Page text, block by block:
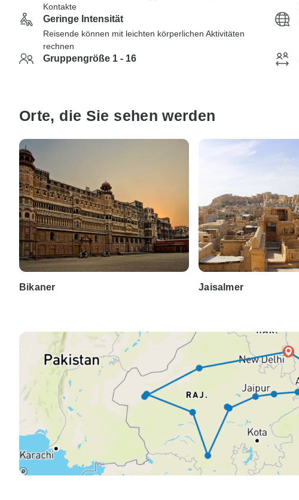
Kontakte
Geringe Intensität
Reisende können mit leichten körperlichen Aktivitäten
rechnen
Gruppengröße 1 - 16
Orte, die Sie sehen werden
Bikaner Jaisalmer